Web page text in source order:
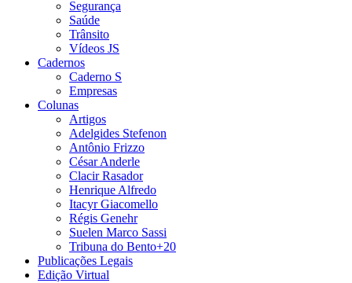
Segurança
Saúde
Trânsito
Vídeos JS
Cadernos
Caderno S
Empresas
Colunas
Artigos
Adelgides Stefenon
Antônio Frizzo
César Anderle
Clacir Rasador
Henrique Alfredo
Itacyr Giacomello
Régis Genehr
Suelen Marco Sassi
Tribuna do Bento+20
Publicações Legais
Edição Virtual